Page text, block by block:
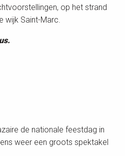
op het strand
wijk Saint-Marc.
de nationale feestdag in
weer een groots spektakel